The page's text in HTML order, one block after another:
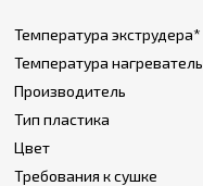
Температура экструдера*
Температура
Производитель
Тип пластика
Цвет
Требования к сушке